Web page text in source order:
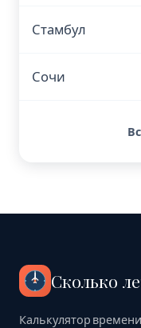
Стамбул
Сочи
Сколько
Калькулятор